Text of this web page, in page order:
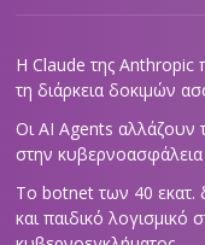
Η Claude της Anthropic
τη διάρκεια δοκιμών
Οι AI Agents αλλάζουν
στην κυβερνοασφάλεια
Το botnet των 40 εκατ.
και παιδικό λογισμικό